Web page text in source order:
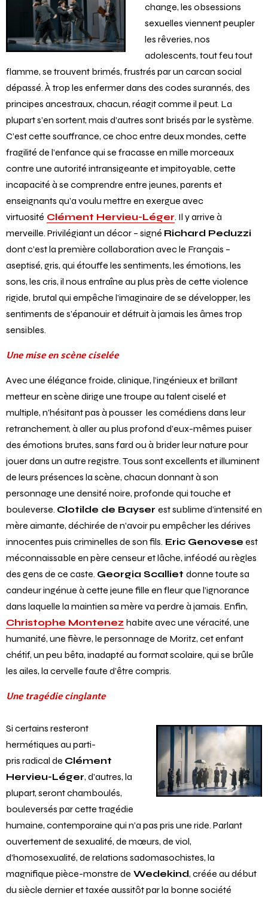
change, les obsessions
sexuelles viennent peupler
les rêveries, nos
adolescents, tout feu tout
flamme, se trouvent brimés, frustrés par un carcan social
dépassé. À trop les enfermer dans des codes surannés, des
principes ancestraux, chacun, réagit comme il peut. La
plupart s’en sortent, mais d’autres sont brisés par le système.
C’est cette souffrance, ce choc entre deux mondes, cette
fragilité de l’enfance qui se fracasse en mille morceaux
contre une autorité intransigeante et impitoyable, cette
incapacité à se comprendre entre jeunes, parents et
enseignants qu’a voulu mettre en exergue avec
virtuosité Clément Hervieu-Léger. Il y arrive à
merveille. Privilégiant un décor – signé Richard Peduzzi
dont c’est la première collaboration avec le Français –
aseptisé, gris, qui étouffe les sentiments, les émotions, les
sons, les cris, il nous entraîne au plus près de cette violence
rigide, brutal qui empêche l’imaginaire de se développer, les
sentiments de s’épanouir et détruit à jamais les âmes trop
sensibles.
Une mise en scène ciselée
Avec une élégance froide, clinique, l’ingénieux et brillant
metteur en scène dirige une troupe au talent ciselé et
multiple, n’hésitant pas à pousser les comédiens dans leur
retranchement, à aller au plus profond d’eux-mêmes puiser
des émotions brutes, sans fard ou à brider leur nature pour
jouer dans un autre registre. Tous sont excellents et illuminent
de leurs présences la scène, chacun donnant à son
personnage une densité noire, profonde qui touche et
bouleverse. Clotilde de Bayser est sublime d’intensité en
mère aimante, déchirée de n’avoir pu empêcher les dérives
innocentes puis criminelles de son fils. Eric Genovese est
méconnaissable en père censeur et lâche, inféodé au règles
des gens de ce caste. Georgia Scalliet donne toute sa
candeur ingénue à cette jeune fille en fleur que l’ignorance
dans laquelle la maintien sa mère va perdre à jamais. Enfin,
Christophe Montenez habite avec une véracité, une
humanité, une fièvre, le personnage de Moritz, cet enfant
chétif, un peu bêta, inadapté au format scolaire, qui se brûle
les ailes, la cervelle faute d’être compris.
Une tragédie cinglante
Si certains resteront
hermétiques au parti-
pris radical de Clément
Hervieu-Léger, d’autres, la
plupart, seront chamboulés,
bouleversés par cette tragédie
humaine, contemporaine qui n’a pas pris une ride. Parlant
ouvertement de sexualité, de mœurs, de viol,
d’homosexualité, de relations sadomasochistes, la
magnifique pièce-monstre de Wedekind, créée au début
du siècle dernier et taxée aussitôt par la bonne société